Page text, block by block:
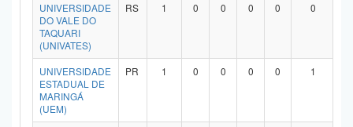
UNIVERSIDADE
DO VALE DO
TAQUARI
(UNIVATES)
RS 1 0 0 0 0 0
UNIVERSIDADE
ESTADUAL DE
MARINGÁ
(UEM)
PR 1 0 0 0 0 1